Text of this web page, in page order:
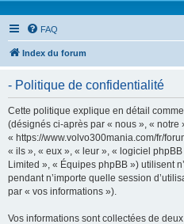
FAQ
Index du forum
- Politique de confidentialité
Cette politique explique en détail
(désignés ci-après par « nous », « notre
« https://www.volvo300mania.com/fr/
« ils », « eux », « leur », « logiciel
Limited », « Équipes phpBB ») utilisent
pendant n’importe quelle session
par « vos informations »).
Vos informations sont collectées de